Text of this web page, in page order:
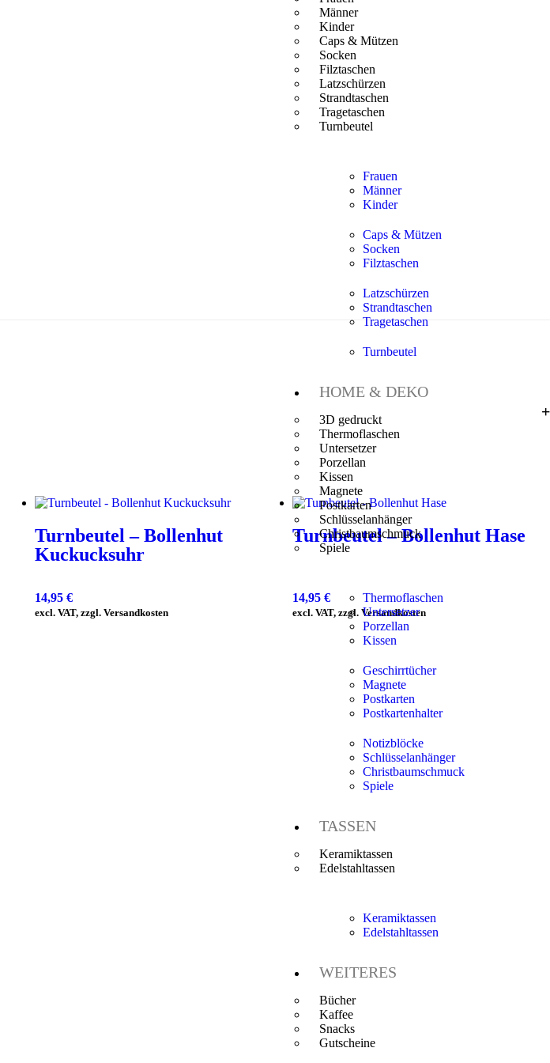
Männer
Kinder
Caps & Mützen
Socken
Filztaschen
Latzschürzen
Strandtaschen
Tragetaschen
Turnbeutel
Frauen
Männer
Kinder
Caps & Mützen
Socken
Filztaschen
Latzschürzen
Strandtaschen
Tragetaschen
Turnbeutel
HOME & DEKO
3D gedruckt
Thermoflaschen
Untersetzer
Porzellan
Kissen
Magnete
Postkarten
Schlüsselanhänger
Christbaumschmuck
Spiele
Thermoflaschen
Untersetzer
Porzellan
Kissen
Geschirrtücher
Magnete
Postkarten
Postkartenhalter
Notizblöcke
Schlüsselanhänger
Christbaumschmuck
Spiele
TASSEN
Keramiktassen
Edelstahltassen
Keramiktassen
Edelstahltassen
WEITERES
Bücher
Kaffee
Snacks
Gutscheine
Turnbeutel – Bollenhut
Kuckucksuhr
14,95 €
excl. VAT, zzgl. Versandkosten
Turnbeutel – Bollenhut Hase
14,95 €
excl. VAT, zzgl. Versandkosten